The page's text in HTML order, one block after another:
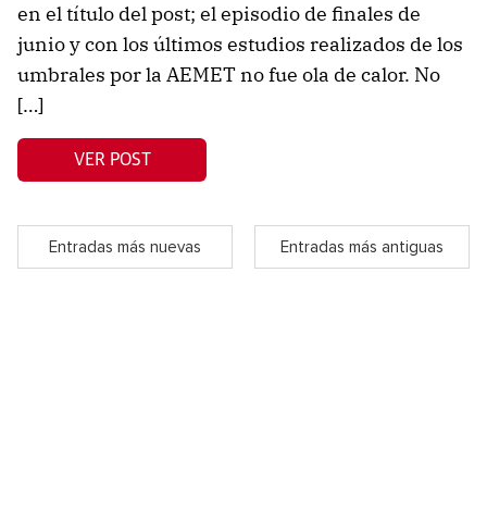
en el título del post; el episodio de finales de
junio y con los últimos estudios realizados de los
umbrales por la AEMET no fue ola de calor. No
[…]
VER POST
Entradas más nuevas Entradas más antiguas